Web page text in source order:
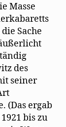
Masse
Sache
des
seiner
(Das ergab
bis zu